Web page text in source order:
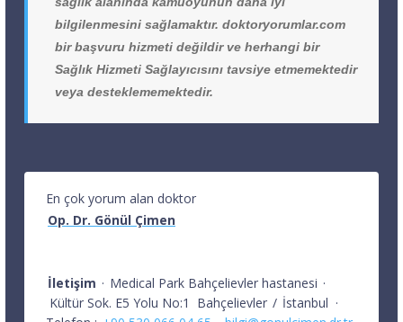
bilgilenmesini sağlamaktır. doktoryorumlar.com
bir başvuru hizmeti değildir ve herhangi bir
Sağlık Hizmeti Sağlayıcısını tavsiye etmemektedir
veya desteklememektedir.
En çok yorum alan doktor
Op. Dr. Gönül Çimen
İletişim · Medical Park Bahçelievler hastanesi ·
Kültür Sok. E5 Yolu No:1
Bahçelievler / İstanbul ·